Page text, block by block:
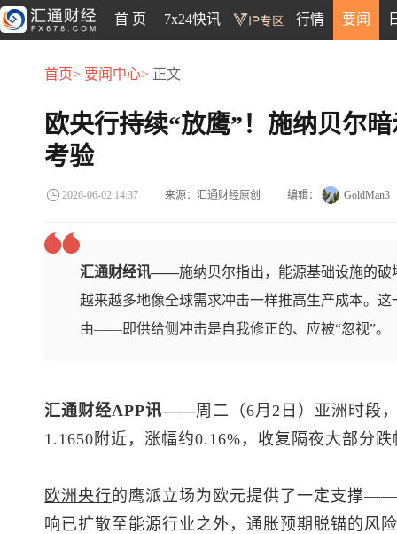
首 页 7x24快讯 行情 要闻
首页> 要闻中心> 正文
欧央行持续“放鹰”！施纳贝尔
考验
2026-06-02 14:37 来源：汇通财经原创 编辑： GoldMan3
汇通财经讯——施纳贝尔指出，能源基础设施的
越来越多地像全球需求冲击一样推高生产成本。
由——即供给侧冲击是自我修正的、应被“忽视”。
汇通财经APP讯——周二（6月2日）亚洲时段
1.1650附近，涨幅约0.16%，收复隔夜大部分跌
欧洲央行的鹰派立场为欧元提供了一定支撑
响已扩散至能源行业之外，通胀预期脱锚的风